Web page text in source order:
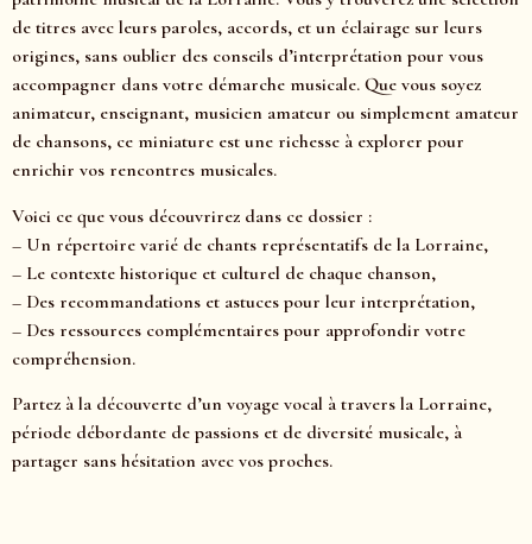
de titres avec leurs paroles, accords, et un éclairage sur leurs
origines, sans oublier des conseils d’interprétation pour vous
accompagner dans votre démarche musicale. Que vous soyez
animateur, enseignant, musicien amateur ou simplement amateur
de chansons, ce miniature est une richesse à explorer pour
enrichir vos rencontres musicales.
Voici ce que vous découvrirez dans ce dossier :
– Un répertoire varié de chants représentatifs de la Lorraine,
– Le contexte historique et culturel de chaque chanson,
– Des recommandations et astuces pour leur interprétation,
– Des ressources complémentaires pour approfondir votre
compréhension.
Partez à la découverte d’un voyage vocal à travers la Lorraine,
période débordante de passions et de diversité musicale, à
partager sans hésitation avec vos proches.